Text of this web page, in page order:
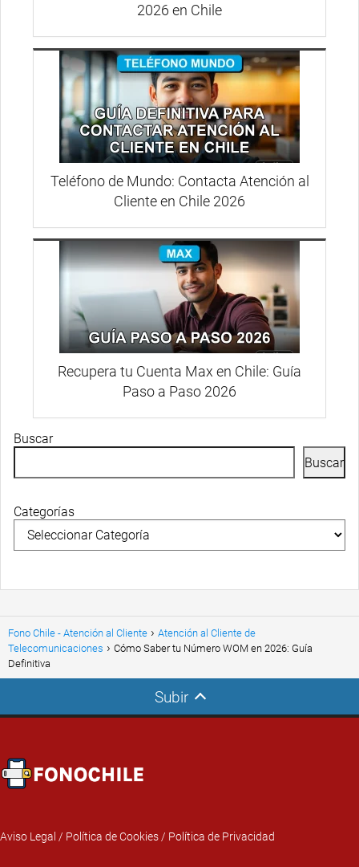
2026 en Chile
Teléfono de Mundo: Contacta Atención al
Cliente en Chile 2026
Recupera tu Cuenta Max en Chile: Guía
Paso a Paso 2026
Buscar
Buscar
Categorías
Fono Chile - Atención al Cliente
Atención al Cliente de
Telecomunicaciones
Cómo Saber tu Número WOM en 2026: Guía
Definitiva
Subir
Aviso Legal / Política de Cookies / Política de Privacidad